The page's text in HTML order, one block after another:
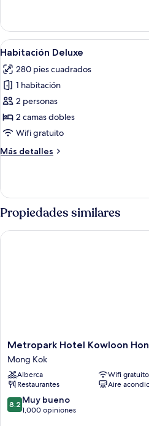
estándar
Abrir
todas
las
fotos
de
Habitación
Deluxe
2
Habitación Deluxe
280 pies cuadrados
1 habitación
2 personas
2 camas dobles
Wifi gratuito
Más detalles
Más
Deluxe
Propiedades similares
Metropark
Hotel
Kowloon
Hong
Kong
Mong
Kok
Metropark Hotel Kowloon
Mong Kok
Alberca
Wifi gratuito
Restaurantes
Aire
8.2
de
8.2 Muy bueno
1,000 opiniones
Metropark Hotel Kowloon Hong